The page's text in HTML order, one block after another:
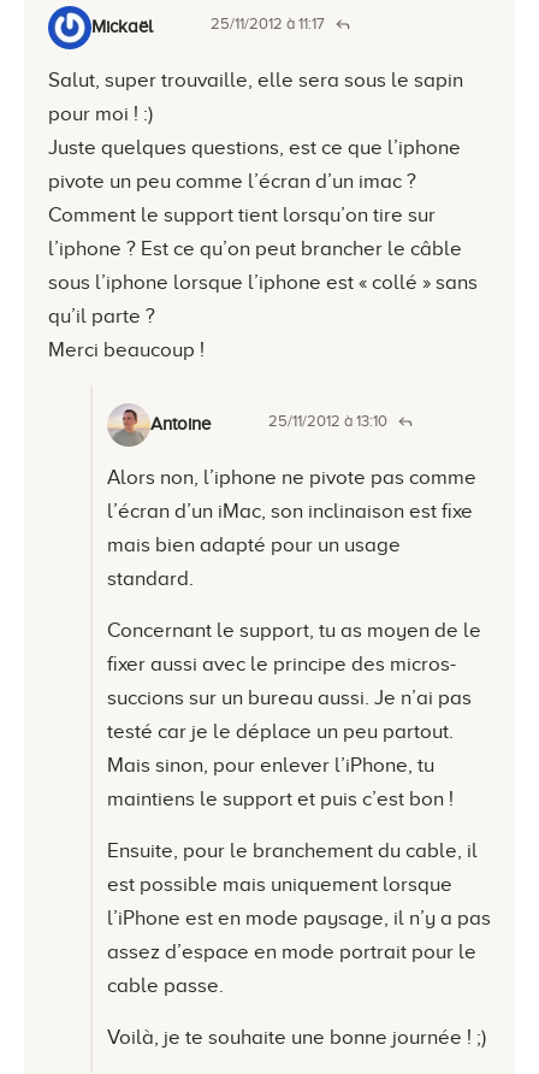
Mickaël 25/11/2012 à 11:17
Salut, super trouvaille, elle sera sous le sapin
pour moi ! :)
Juste quelques questions, est ce que l’iphone
pivote un peu comme l’écran d’un imac ?
Comment le support tient lorsqu’on tire sur
l’iphone ? Est ce qu’on peut brancher le câble
sous l’iphone lorsque l’iphone est « collé » sans
qu’il parte ?
Merci beaucoup !
Antoine 25/11/2012 à 13:10
Alors non, l’iphone ne pivote pas comme
l’écran d’un iMac, son inclinaison est fixe
mais bien adapté pour un usage
standard.
Concernant le support, tu as moyen de le
fixer aussi avec le principe des micros-
succions sur un bureau aussi. Je n’ai pas
testé car je le déplace un peu partout.
Mais sinon, pour enlever l’iPhone, tu
maintiens le support et puis c’est bon !
Ensuite, pour le branchement du cable, il
est possible mais uniquement lorsque
l’iPhone est en mode paysage, il n’y a pas
assez d’espace en mode portrait pour le
cable passe.
Voilà, je te souhaite une bonne journée ! ;)